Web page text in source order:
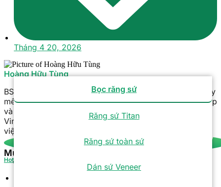
Bọc răng sứ
Răng sứ Titan
Răng sứ toàn sứ
Dán sứ Veneer
Tra cứu bảo hành
Hotline
Tháng 4 20, 2026
Hoàng Hữu Tùng
BS. CKI Hoàng Hữu Tùng | Hơn 26 năm kinh nghiệm Gây
mê hồi sức, chuyên thực hiện các ca phẫu thuật phức tạp
và bệnh nhân nguy cơ cao. Ông từng làm việc tại
Vinmec, Kangnam và hiện là Phó Trưởng khoa tại Bệnh
viện Răng Hàm Mặt Sài Gòn Tâm Đức.
Mục lục